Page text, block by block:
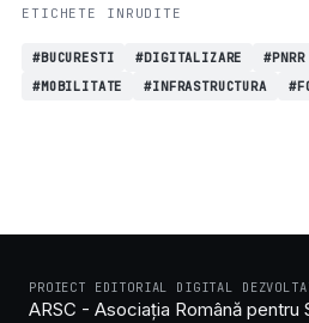
ETICHETE INRUDITE
#BUCURESTI #DIGITALIZARE #PNRR
#MOBILITATE
#INFRASTRUCTURA
PROIECT EDITORIAL DIGITAL
ARSC - Asociația Română pentru